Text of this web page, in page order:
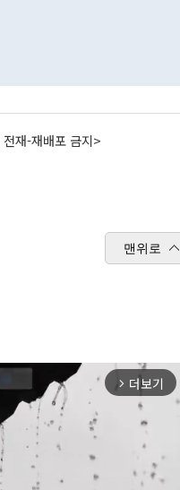
재-재배포 금지>
맨위로
arrow_forward_ios 더보기